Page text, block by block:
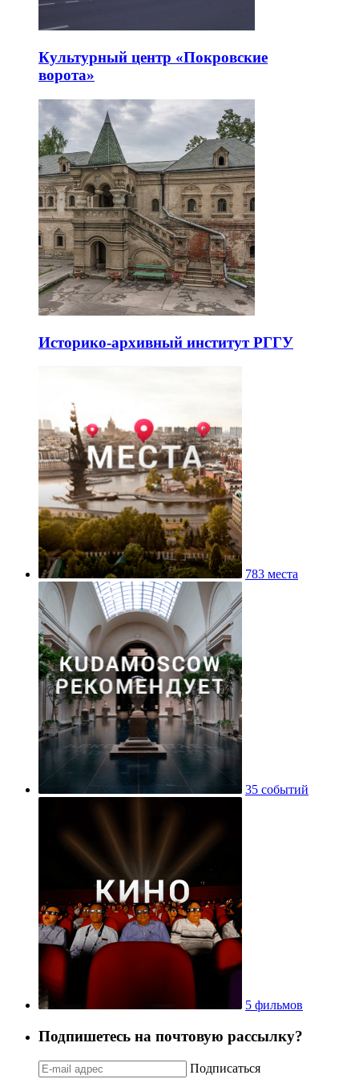
Культурный центр «Покровские
ворота»
Историко-архивный институт РГГУ
783 места
35 событий
5 фильмов
Подпишетесь на почтовую рассылку?
Подписаться